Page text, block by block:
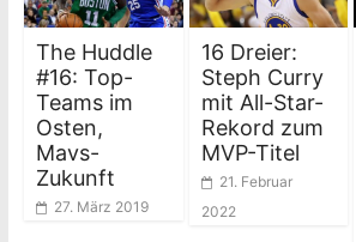
The Huddle
#16: Top-
Teams im
Osten,
Mavs-
Zukunft
27. März 2019
16 Dreier:
Steph Curry
mit All-Star-
Rekord zum
MVP-Titel
21. Februar
2022